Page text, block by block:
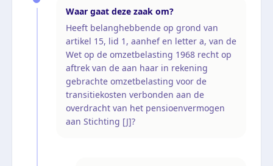
Waar gaat deze zaak om?
Heeft belanghebbende op grond van
artikel 15, lid 1, aanhef en letter a, van de
Wet op de omzetbelasting 1968 recht op
aftrek van de aan haar in rekening
gebrachte omzetbelasting voor de
transitiekosten verbonden aan de
overdracht van het pensioenvermogen
aan Stichting [J]?